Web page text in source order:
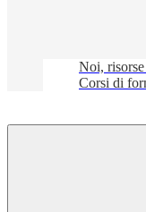
Noi,
Corsi di